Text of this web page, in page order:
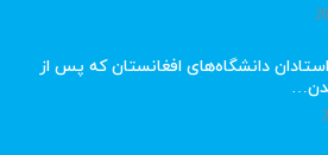
دانشگاه‌های افغانستان که پس از